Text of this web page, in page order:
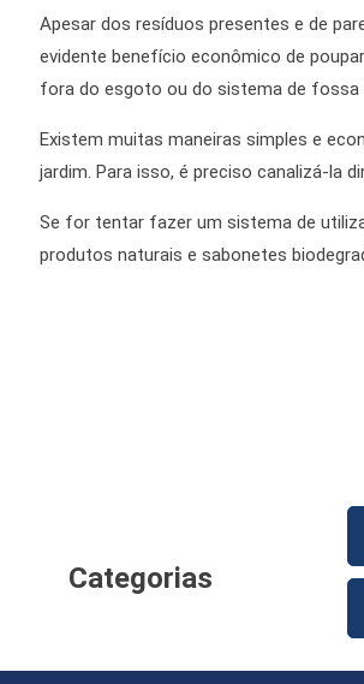
Apesar dos resíduos presentes e de
evidente benefício econômico de
fora do esgoto ou do sistema de fossa
Existem muitas maneiras simples e
jardim. Para isso, é preciso canalizá-la
Se for tentar fazer um sistema de
produtos naturais e sabonetes
Categorias